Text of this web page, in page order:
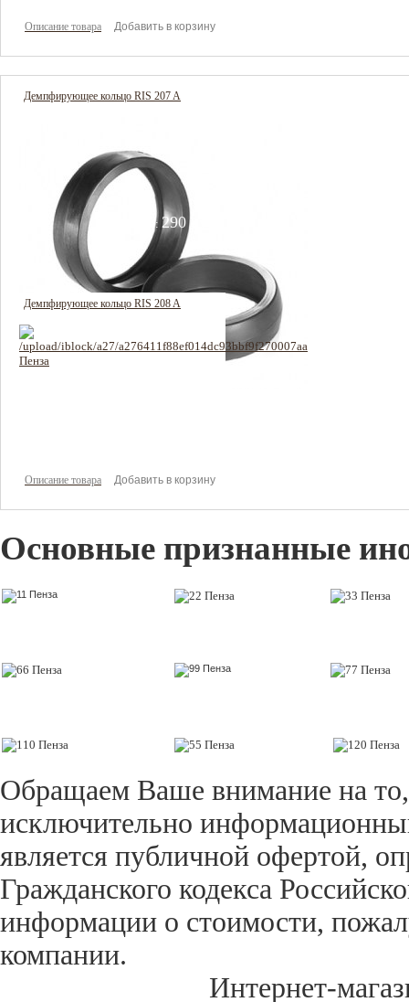
Описание товара
Демпфирующее кольцо RIS 207 A
Цена:290 руб
Описание товара
Демпфирующее кольцо RIS 208 A
Описание товара
Основные признанные
Обращаем Ваше внимание на
исключительно
является публичной офертой,
Гражданского кодекса
информации о стоимости,
компании.
Интернет-